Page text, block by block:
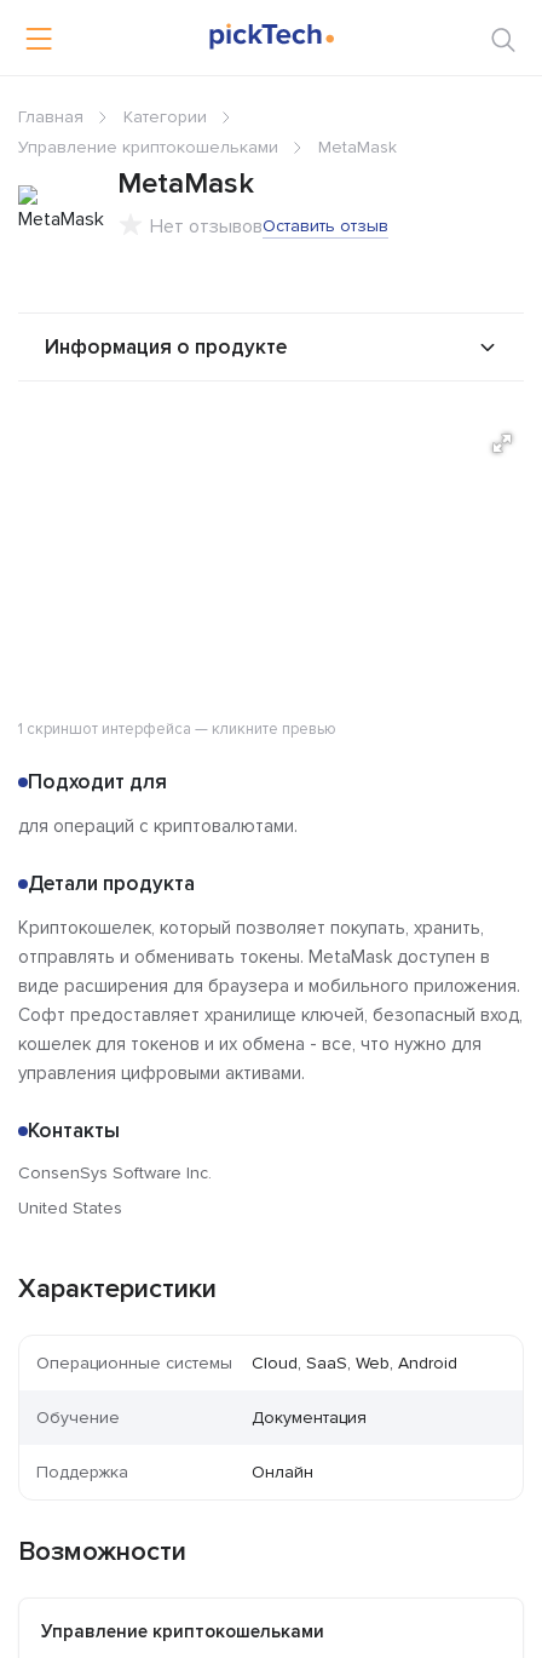
Главная
Категории
Управление криптокошельками
MetaMask
MetaMask
Нет отзывовОставить отзыв
Информация о продукте
1 скриншот интерфейса — кликните превью
Подходит для
для операций с криптовалютами.
Детали продукта
Криптокошелек, который позволяет покупать, хранить,
отправлять и обменивать токены. MetaMask доступен в
виде расширения для браузера и мобильного приложения.
Софт предоставляет хранилище ключей, безопасный вход,
кошелек для токенов и их обмена - все, что нужно для
управления цифровыми активами.
Контакты
ConsenSys Software Inc.
United States
Характеристики
Операционные системы Cloud, SaaS, Web, Android
Обучение Документация
Поддержка Онлайн
Возможности
Управление криптокошельками